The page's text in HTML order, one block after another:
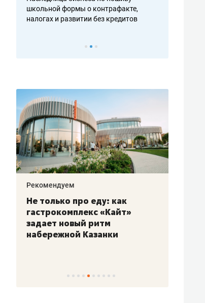
школьной формы о контрафакте,
налогах и развитии без кредитов
Рекомендуем
Не только про еду: как
гастрокомплекс «Кайт»
задает новый ритм
набережной Казанки